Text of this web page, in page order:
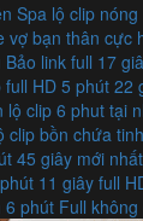
Spa lộ clip
vợ bạn thân cực
link full 17
HD 5 phút 22
lộ clip 6 phut tại
clip bồn chứa
45 giây mới
11 giây full
phút Full